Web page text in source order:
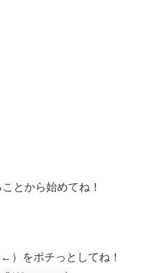
とから始めてね！
をポチっとしてね！